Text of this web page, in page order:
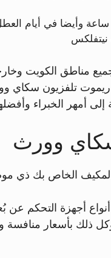
تأمين خدمة التواصل مع العملاء على مدى ٢٤
نيتفلكس
مناطق الكويت
ريموت تلفزيون
إلى أمهر الخبراء
وورث
الخاص بك ذي
أجهزة التحكم عن
ذلك بأسعار